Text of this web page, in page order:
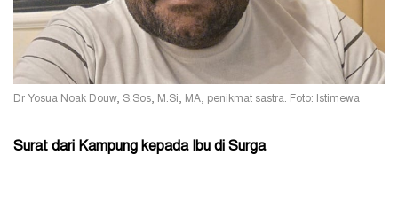
Dr Yosua Noak Douw, S.Sos, M.Si, MA, penikmat sastra. Foto: Istimewa
Surat dari Kampung kepada Ibu di Surga